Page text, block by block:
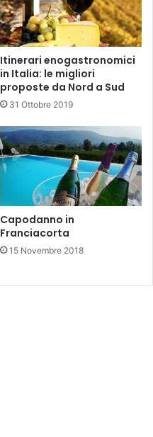
Itinerari enogastronomici
in Italia: le migliori
proposte da Nord a Sud
31 Ottobre 2019
Capodanno in
Franciacorta
15 Novembre 2018